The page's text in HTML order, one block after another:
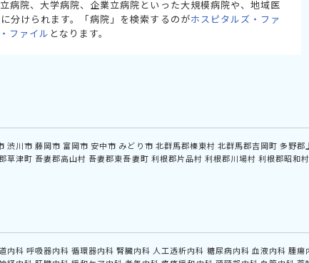
病院、大学病院、企業立病院といった大規模病院や、地域医
分けられます。「病院」を検索するのがホスピタルズ・ファ
ファイル となります。
渋川市 藤岡市 富岡市 安中市 みどり市 北群馬郡榛東村 北群馬郡吉岡町 多野郡
草津町 吾妻郡高山村 吾妻郡東吾妻町 利根郡片品村 利根郡川場村 利根郡昭和村
内科 呼吸器内科 循環器内科 腎臓内科 人工透析内科 糖尿病内科 血液内科 腫瘍